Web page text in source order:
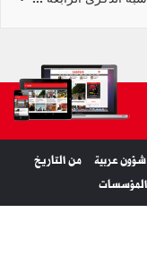
شؤون عربية
من التاريخ